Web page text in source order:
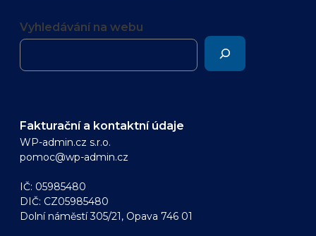
Vyhledávání na webu
Fakturační a kontaktní údaje
WP-admin.cz s.r.o.
pomoc@wp-admin.cz
IČ: 05985480
DIČ: CZ05985480
Dolní náměstí 305/21, Opava 746 01